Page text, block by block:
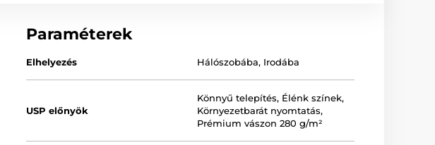
Paraméterek
Elhelyezés Hálószobába, Irodába
USP előnyök
Könnyű telepítés, Élénk színek,
Környezetbarát nyomtatás,
Prémium vászon 280 g/m²